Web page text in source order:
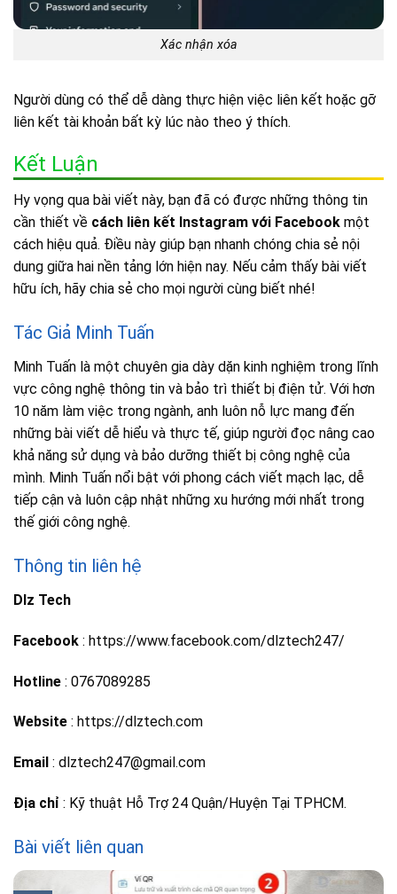
Xác nhận xóa
Người dùng có thể dễ dàng thực hiện việc liên kết hoặc gỡ
liên kết tài khoản bất kỳ lúc nào theo ý thích.
Kết Luận
Hy vọng qua bài viết này, bạn đã có được những thông tin
cần thiết về cách liên kết Instagram với Facebook một
cách hiệu quả. Điều này giúp bạn nhanh chóng chia sẻ nội
dung giữa hai nền tảng lớn hiện nay. Nếu cảm thấy bài viết
hữu ích, hãy chia sẻ cho mọi người cùng biết nhé!
Tác Giả Minh Tuấn
Minh Tuấn là một chuyên gia dày dặn kinh nghiệm trong lĩnh
vực công nghệ thông tin và bảo trì thiết bị điện tử. Với hơn
10 năm làm việc trong ngành, anh luôn nỗ lực mang đến
những bài viết dễ hiểu và thực tế, giúp người đọc nâng cao
khả năng sử dụng và bảo dưỡng thiết bị công nghệ của
mình. Minh Tuấn nổi bật với phong cách viết mạch lạc, dễ
tiếp cận và luôn cập nhật những xu hướng mới nhất trong
thế giới công nghệ.
Thông tin liên hệ
Dlz Tech
Facebook : https://www.facebook.com/dlztech247/
Hotline : 0767089285
Website : https://dlztech.com
Email : dlztech247@gmail.com
Địa chỉ : Kỹ thuật Hỗ Trợ 24 Quận/Huyện Tại TPHCM.
Bài viết liên quan